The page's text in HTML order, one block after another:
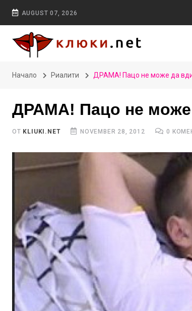
AUGUST 07, 2026
Начало Риалити ДРАМА! Пацо не може да
ДРАМА! Пацо не може
ОТ KLIUKI.NET NOVEMBER 28, 2012 0